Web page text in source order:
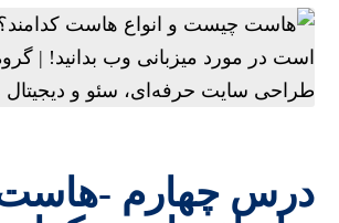
درس چهارم -